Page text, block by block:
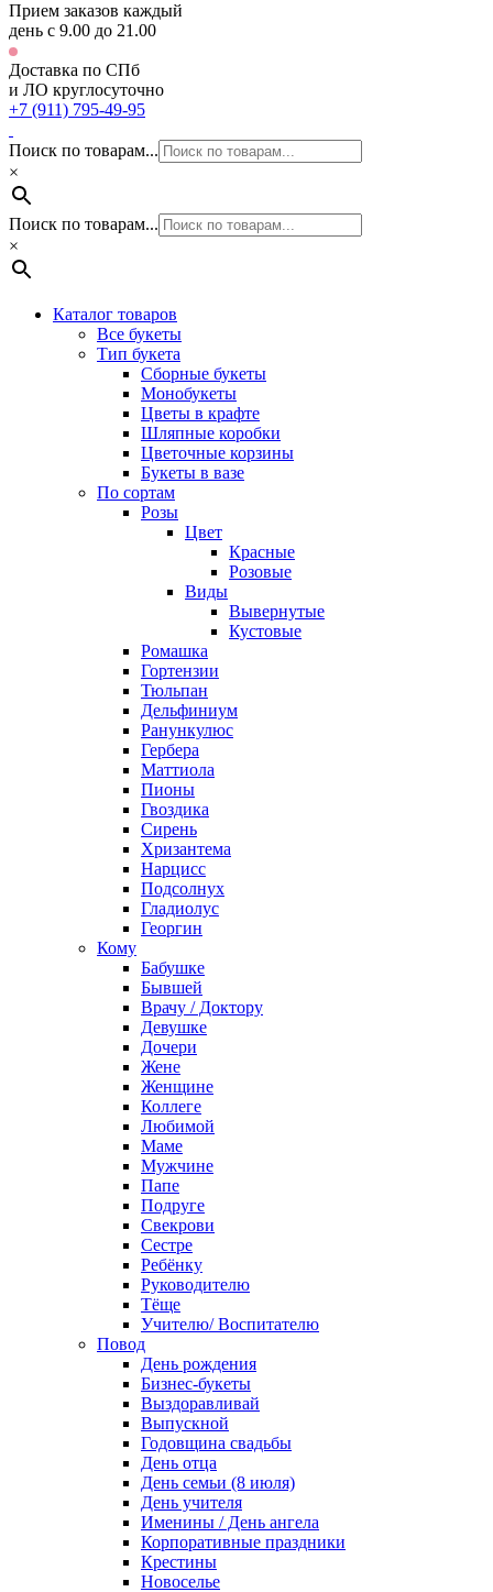
Прием заказов каждый
день с 9.00 до 21.00
Доставка по СПб
и ЛО круглосуточно
+7 (911) 795-49-95
Поиск по товарам...
×
Поиск по товарам...
×
Каталог товаров
Все букеты
Тип букета
Сборные букеты
Монобукеты
Цветы в крафте
Шляпные коробки
Цветочные корзины
Букеты в вазе
По сортам
Розы
Цвет
Красные
Розовые
Виды
Вывернутые
Кустовые
Ромашка
Гортензии
Тюльпан
Дельфиниум
Ранункулюс
Гербера
Маттиола
Пионы
Гвоздика
Сирень
Хризантема
Нарцисс
Подсолнух
Гладиолус
Георгин
Кому
Бабушке
Бывшей
Врачу / Доктору
Девушке
Дочери
Жене
Женщине
Коллеге
Любимой
Маме
Мужчине
Папе
Подруге
Свекрови
Сестре
Ребёнку
Руководителю
Тёще
Учителю/ Воспитателю
Повод
День рождения
Бизнес-букеты
Выздоравливай
Выпускной
Годовщина свадьбы
День отца
День семьи (8 июля)
День учителя
Именины / День ангела
Корпоративные праздники
Крестины
Новоселье